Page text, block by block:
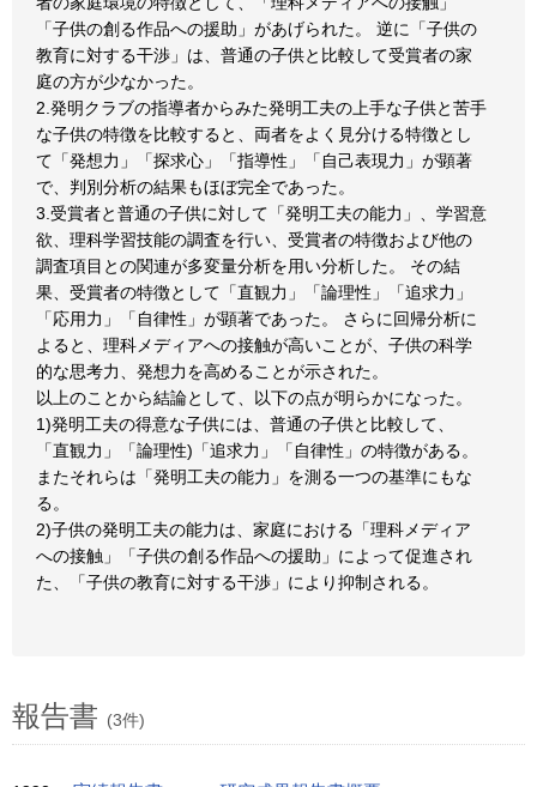
「子供の創る作品への援助」があげられた。 逆に「子供の
教育に対する干渉」は、普通の子供と比較して受賞者の家
庭の方が少なかった。
2.発明クラブの指導者からみた発明工夫の上手な子供と苦手
な子供の特徴を比較すると、両者をよく見分ける特徴とし
て「発想力」「探求心」「指導性」「自己表現力」が顕著
で、判別分析の結果もほぼ完全であった。
3.受賞者と普通の子供に対して「発明工夫の能力」、学習意
欲、理科学習技能の調査を行い、受賞者の特徴および他の
調査項目との関連が多変量分析を用い分析した。 その結
果、受賞者の特徴として「直観力」「論理性」「追求力」
「応用力」「自律性」が顕著であった。 さらに回帰分析に
よると、理科メディアへの接触が高いことが、子供の科学
的な思考力、発想力を高めることが示された。
以上のことから結論として、以下の点が明らかになった。
1)発明工夫の得意な子供には、普通の子供と比較して、
「直観力」「論理性)「追求力」「自律性」の特徴がある。
またそれらは「発明工夫の能力」を測る一つの基準にもな
る。
2)子供の発明工夫の能力は、家庭における「理科メディア
への接触」「子供の創る作品への援助」によって促進され
た、「子供の教育に対する干渉」により抑制される。
報告書 (3件)